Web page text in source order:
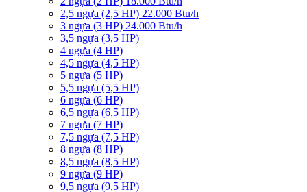
2,5 ngựa (2,5 HP) 22.000 Btu/h
3 ngựa (3 HP) 24.000 Btu/h
3,5 ngựa (3,5 HP)
4 ngựa (4 HP)
4,5 ngựa (4,5 HP)
5 ngựa (5 HP)
5,5 ngựa (5,5 HP)
6 ngựa (6 HP)
6,5 ngựa (6,5 HP)
7 ngựa (7 HP)
7,5 ngựa (7,5 HP)
8 ngựa (8 HP)
8,5 ngựa (8,5 HP)
9 ngựa (9 HP)
9,5 ngựa (9,5 HP)